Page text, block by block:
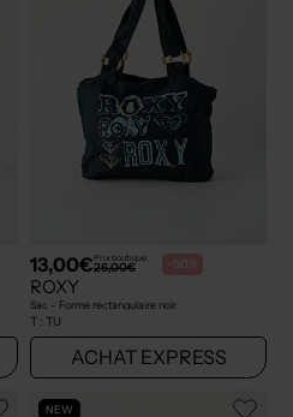
13,00€Prix boutique :
26,00€ -50%
ROXY
Sac - Forme rectangulaire noir
T : TU
ACHAT EXPRESS
NEW